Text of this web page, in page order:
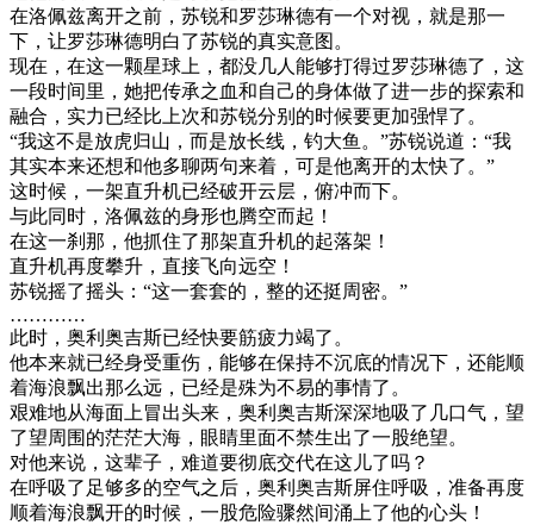
在洛佩兹离开之前，苏锐和罗莎琳德有一个对视，就是那一
下，让罗莎琳德明白了苏锐的真实意图。
现在，在这一颗星球上，都没几人能够打得过罗莎琳德了，这
一段时间里，她把传承之血和自己的身体做了进一步的探索和
融合，实力已经比上次和苏锐分别的时候要更加强悍了。
“我这不是放虎归山，而是放长线，钓大鱼。”苏锐说道：“我
其实本来还想和他多聊两句来着，可是他离开的太快了。”
这时候，一架直升机已经破开云层，俯冲而下。
与此同时，洛佩兹的身形也腾空而起！
在这一刹那，他抓住了那架直升机的起落架！
直升机再度攀升，直接飞向远空！
苏锐摇了摇头：“这一套套的，整的还挺周密。”
…………
此时，奥利奥吉斯已经快要筋疲力竭了。
他本来就已经身受重伤，能够在保持不沉底的情况下，还能顺
着海浪飘出那么远，已经是殊为不易的事情了。
艰难地从海面上冒出头来，奥利奥吉斯深深地吸了几口气，望
了望周围的茫茫大海，眼睛里面不禁生出了一股绝望。
对他来说，这辈子，难道要彻底交代在这儿了吗？
在呼吸了足够多的空气之后，奥利奥吉斯屏住呼吸，准备再度
顺着海浪飘开的时候，一股危险骤然间涌上了他的心头！